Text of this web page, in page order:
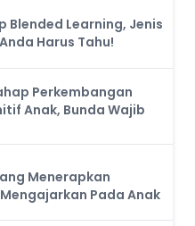
Blended Learning, Jenis
Harus Tahu!
Perkembangan
Anak, Bunda Wajib
Menerapkan
Pada Anak